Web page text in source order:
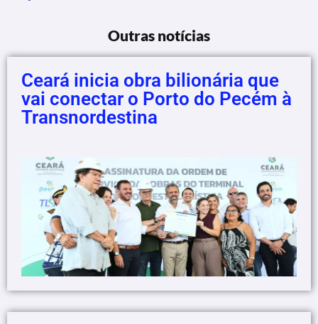
Outras notícias
Ceará inicia obra bilionária que
vai conectar o Porto do Pecém à
Transnordestina